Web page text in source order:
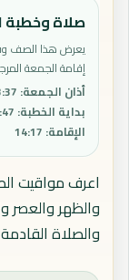
صلاة وخطبة
يعرض هذا الصف
إقامة الجمعة
أذان الجمعة:
بداية الخطبة:
الإقامة:
14:17
اعرف مواقيت
والظهر والعصر
والصلاة